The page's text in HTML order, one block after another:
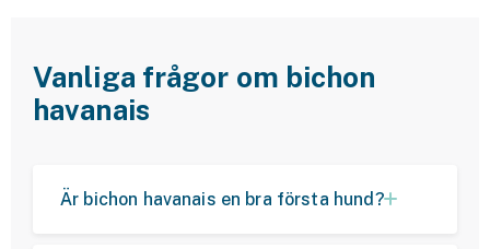
Vanliga frågor om bichon
havanais
Är bichon havanais en bra första hund?